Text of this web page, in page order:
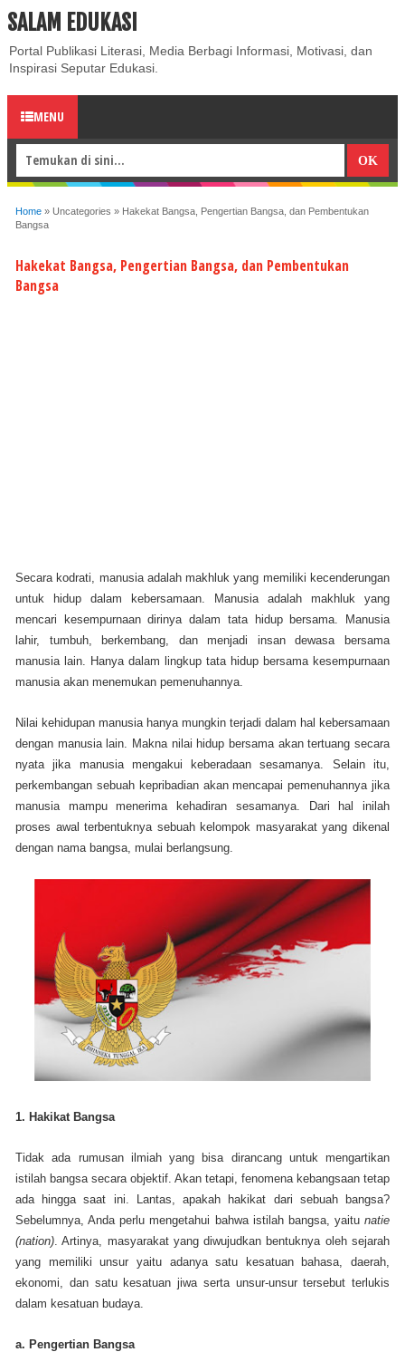
ABOUT CONTACT US
SALAM EDUKASI
Portal Publikasi Literasi, Media Berbagi Informasi, Motivasi, dan
Inspirasi Seputar Edukasi.
MENU
Home » Uncategories » Hakekat Bangsa, Pengertian Bangsa, dan Pembentukan
Bangsa
Hakekat Bangsa, Pengertian Bangsa, dan Pembentukan
Bangsa
Secara kodrati, manusia adalah makhluk yang memiliki kecenderungan
untuk hidup dalam kebersamaan. Manusia adalah makhluk yang
mencari kesempurnaan dirinya dalam tata hidup bersama. Manusia
lahir, tumbuh, berkembang, dan menjadi insan dewasa bersama
manusia lain. Hanya dalam lingkup tata hidup bersama kesempurnaan
manusia akan menemukan pemenuhannya.
Nilai kehidupan manusia hanya mungkin terjadi dalam hal kebersamaan
dengan manusia lain. Makna nilai hidup bersama akan tertuang secara
nyata jika manusia mengakui keberadaan sesamanya. Selain itu,
perkembangan sebuah kepribadian akan mencapai pemenuhannya jika
manusia mampu menerima kehadiran sesamanya. Dari hal inilah
proses awal terbentuknya sebuah kelompok masyarakat yang dikenal
dengan nama bangsa, mulai berlangsung.
1. Hakikat Bangsa
Tidak ada rumusan ilmiah yang bisa dirancang untuk mengartikan
istilah bangsa secara objektif. Akan tetapi, fenomena kebangsaan tetap
ada hingga saat ini. Lantas, apakah hakikat dari sebuah bangsa?
Sebelumnya, Anda perlu mengetahui bahwa istilah bangsa, yaitu natie
(nation) . Artinya, masyarakat yang diwujudkan bentuknya oleh sejarah
yang memiliki unsur yaitu adanya satu kesatuan bahasa, daerah,
ekonomi, dan satu kesatuan jiwa serta unsur-unsur tersebut terlukis
dalam kesatuan budaya.
a. Pengertian Bangsa